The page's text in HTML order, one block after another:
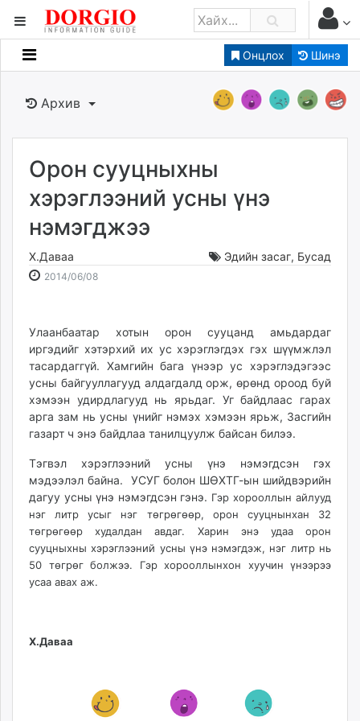
Онцлох Шинэ
Мэдээллийн
Банк санхүү
Бизнес ААН
Төрийн
Нийслэлийн
dorgio.mn
Gogo.mn
caak.mn
Baabar.mn
tovch.mn
ikon.mn
mnb.mn
Livetv.mn
Eguur.mn
eagle.mn
ergelt.mn
zarig.mn
today.mn
urlag.mn
Архив
Орон сууцныхны
хэрэглээний усны үнэ
нэмэгджээ
Х.Даваа Эдийн засаг, Бусад
2014/06/082014-
18:41:57
2026-
13:52:02
Улаанбаатар хотын орон сууцанд амьдардаг
иргэдийг хэтэрхий их ус хэрэглэгдэх гэх шүүмжлэл
тасардаггүй. Хамгийн бага үнээр ус хэрэглэдэгээс
усны байгууллагууд алдагдалд орж, өрөнд ороод буй
хэмээн удирдлагууд нь ярьдаг. Уг байдлаас гарах
арга зам нь усны үнийг нэмэх хэмээн ярьж, Засгийн
газарт ч энэ байдлаа танилцуулж байсан билээ.
Тэгвэл хэрэглээний усны үнэ нэмэгдсэн гэх
мэдээлэл байна. УСУГ болон ШӨХТГ-ын шийдвэрийн
дагуу усны үнэ нэмэгдсэн гэнэ. Гэр хорооллын айлууд
нэг литр усыг нэг төгрөгөөр, орон сууцнынхан 32
төгрөгөөр худалдан авдаг. Харин энэ удаа орон
сууцныхны хэрэглээний усны үнэ нэмэгдэж, нэг литр нь
50 төгрөг болжээ. Гэр хорооллынхон хуучин үнээрээ
усаа авах аж.
Х.Даваа